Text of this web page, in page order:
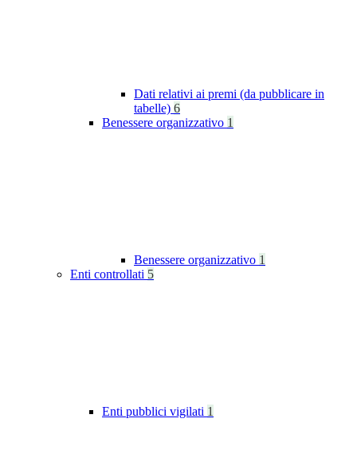
Dati relativi ai premi (da pubblicare in
tabelle) 6
Benessere organizzativo 1
Benessere organizzativo 1
Enti controllati 5
Enti pubblici vigilati 1